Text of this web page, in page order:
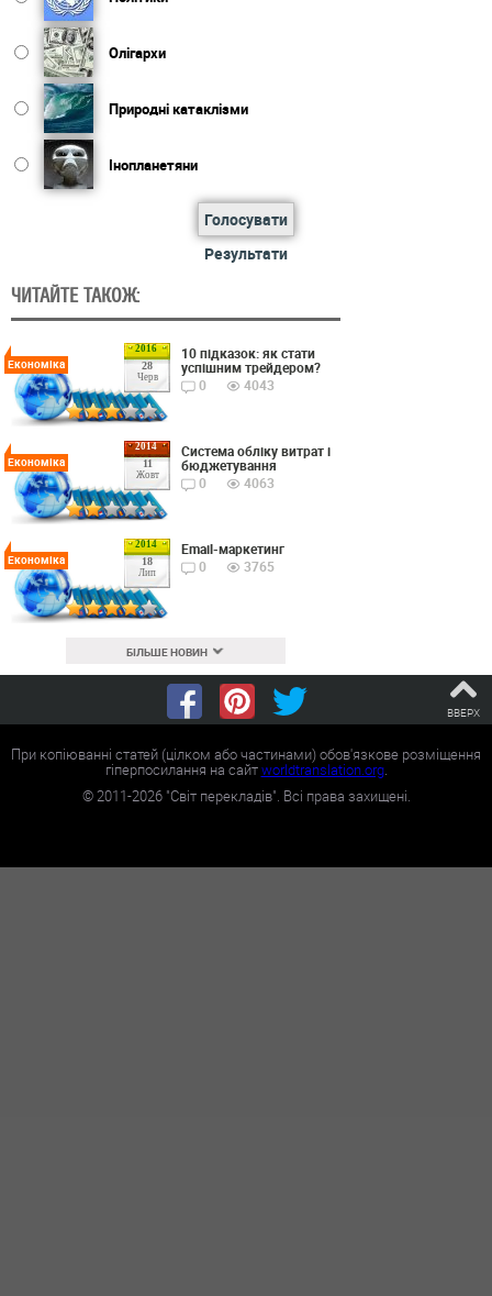
Олігархи
Природні катаклізми
Інопланетяни
Голосувати
Результати
ЧИТАЙТЕ ТАКОЖ:
2016
28
Черв
Економіка
10 підказок: як стати
успішним трейдером?
0
4043
2014
11
Жовт
Економіка
Cистема обліку витрат і
бюджетування
0
4063
2014
18
Лип
Економіка
Email-маркетинг
0
3765
БІЛЬШЕ НОВИН
ВВЕРХ
При копіюванні статей (цілком або частинами) обов'язкове розміщення
гіперпосилання на сайтworldtranslation.org.
©2011-2026"Світ перекладів". Всі права захищені.